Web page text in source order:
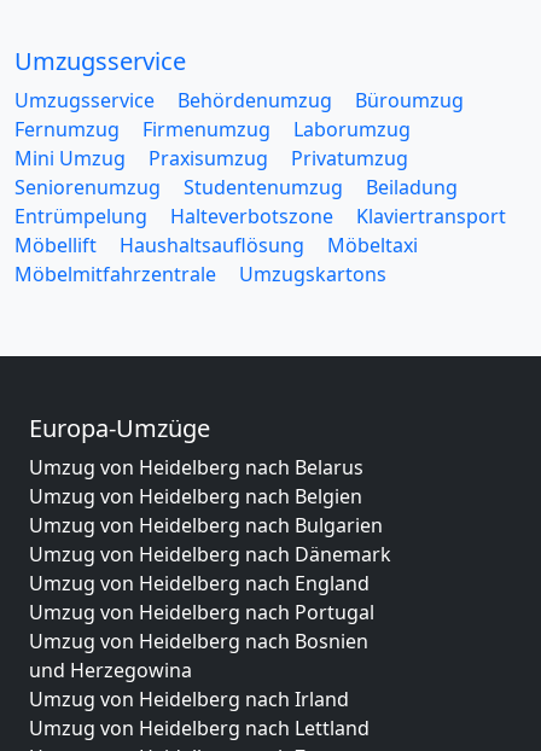
Umzugsservice
Umzugsservice Behördenumzug
Büroumzug
Fernumzug
Firmenumzug
Laborumzug
Mini Umzug
Praxisumzug
Privatumzug
Seniorenumzug
Studentenumzug
Beiladung
Entrümpelung
Halteverbotszone
Klaviertransport
Möbellift
Haushaltsauflösung
Möbeltaxi
Möbelmitfahrzentrale
Umzugskartons
Europa-Umzüge
Umzug von Heidelberg nach Belarus
Umzug von Heidelberg nach Belgien
Umzug von Heidelberg nach Bulgarien
Umzug von Heidelberg nach Dänemark
Umzug von Heidelberg nach England
Umzug von Heidelberg nach Portugal
Umzug von Heidelberg nach Bosnien
und Herzegowina
Umzug von Heidelberg nach Irland
Umzug von Heidelberg nach Lettland